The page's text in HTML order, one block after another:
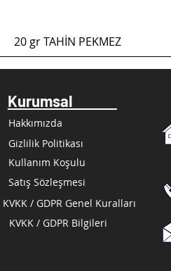
Hızlı Bakış
20 gr TAHİN PEKMEZ
Kurumsal
Hakkımızda
Gizlilik Politikası
Kullanım Koşulu
Satış Sözleşmesi
KVKK / GDPR Genel Kuralları
KVKK / GDPR Bilgileri